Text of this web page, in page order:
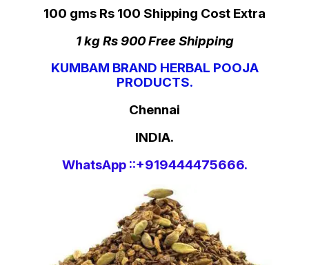
100 gms Rs 100 Shipping Cost Extra
1 kg Rs 900 Free Shipping
KUMBAM BRAND HERBAL POOJA
PRODUCTS.
Chennai
INDIA.
WhatsApp ::+919444475666.